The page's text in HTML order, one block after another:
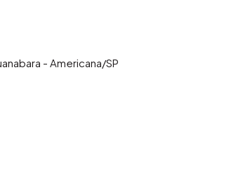
- Americana/SP